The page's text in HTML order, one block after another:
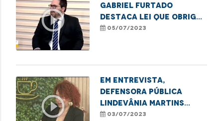
play_circle_outline
Gabriel Furtado
destaca lei que obriga
a comunicação de
paternidade à
Estado
05/07/2023
play_circle_outline
Em entrevista,
defensora pública
Lindevânia Martins
destaca a importância
03/07/2023